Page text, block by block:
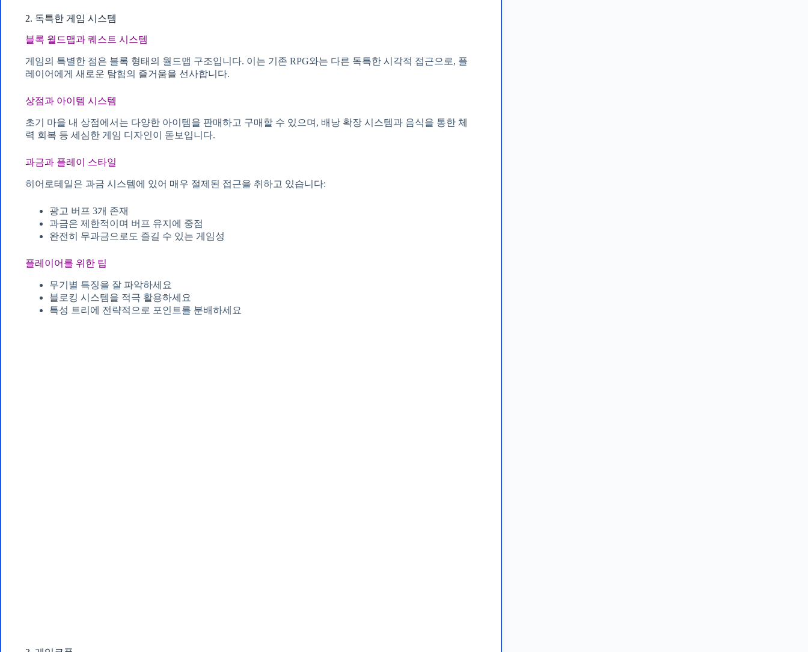
2. 독특한 게임 시스템
블록 월드맵과 퀘스트 시스템
게임의 특별한 점은 블록 형태의 월드맵 구조입니다. 이는 기존 RPG와는 다른 독특한 시각적 접근으로, 플
레이어에게 새로운 탐험의 즐거움을 선사합니다.
상점과 아이템 시스템
초기 마을 내 상점에서는 다양한 아이템을 판매하고 구매할 수 있으며, 배낭 확장 시스템과 음식을 통한 체
력 회복 등 세심한 게임 디자인이 돋보입니다.
과금과 플레이 스타일
히어로테일은 과금 시스템에 있어 매우 절제된 접근을 취하고 있습니다:
광고 버프 3개 존재
과금은 제한적이며 버프 유지에 중점
완전히 무과금으로도 즐길 수 있는 게임성
플레이어를 위한 팁
무기별 특징을 잘 파악하세요
블로킹 시스템을 적극 활용하세요
특성 트리에 전략적으로 포인트를 분배하세요